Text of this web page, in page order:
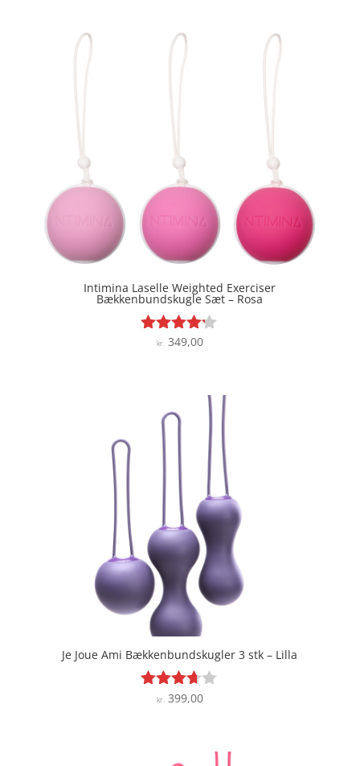
Intimina Laselle Weighted Exerciser
Bækkenbundskugle Sæt – Rosa
Vurderet
kr.349,00
Je Joue Ami Bækkenbundskugler 3 stk – Lilla
Vurderet
kr. 399,00